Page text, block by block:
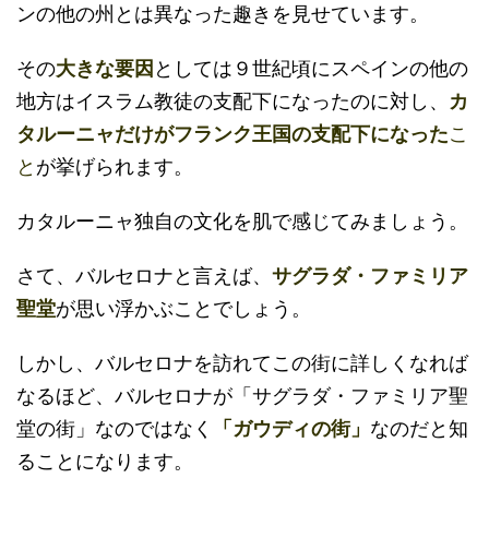
ンの他の州とは異なった趣きを見せています。
その大きな要因としては９世紀頃にスペインの他の
地方はイスラム教徒の支配下になったのに対し、 カ
タルーニャだけがフランク王国の支配下になったこ
と が挙げられます。
カタルーニャ独自の文化を肌で感じてみましょう。
さて、バルセロナと言えば、 サグラダ・ファミリア
聖堂が思い浮かぶことでしょう。
しかし、バルセロナを訪れてこの街に詳しくなれば
なるほど、バルセロナが「サグラダ・ファミリア聖
堂の街」なのではなく
「ガウディの街」 なのだと知
ることになります。